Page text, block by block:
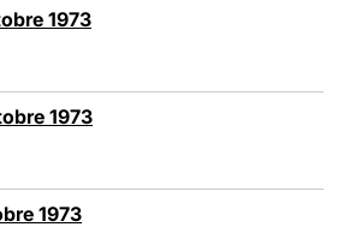
1973
1973
1973